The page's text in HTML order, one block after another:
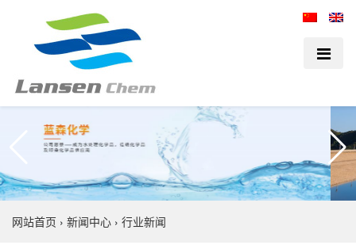
网站首页 › 新闻中心 › 行业新闻